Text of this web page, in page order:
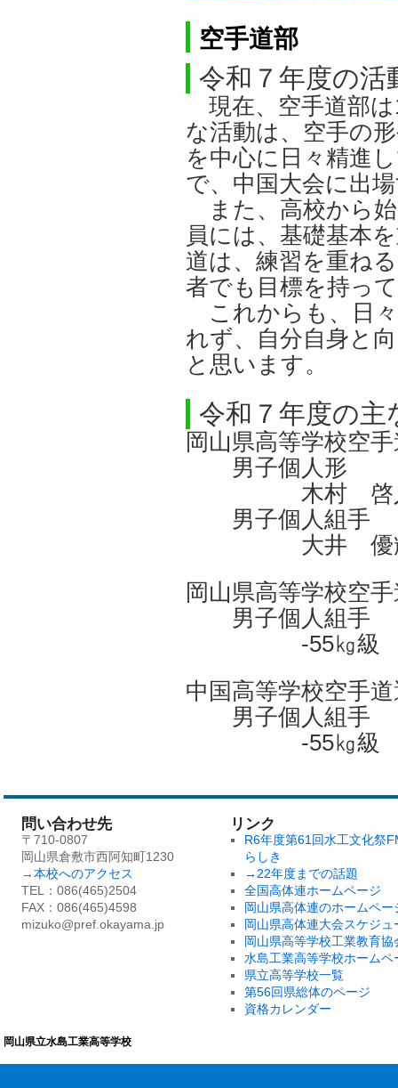
空手道部
令和７年度の活
現在、空手道部は
な活動は、空手の
を中心に日々精進
で、中国大会に出
また、高校から
員には、基礎基本
道は、練習を重ね
者でも目標を持っ
これからも、日
れず、自分自身と
と思います。
令和７年度の主
岡山県高等学校空
男子個人形
木村 啓人
男子個人組手
大井 優輝
岡山県高等学校空
男子個人組手
-55㎏級 大
中国高等学校空手
男子個人組手
-55㎏級 大
問い合わせ先
〒710-0807
岡山県倉敷市西阿知町1230
→本校へのアクセス
TEL：086(465)2504
FAX：086(465)4598
mizuko@pref.okayama.jp
リンク
R6年度第61回水工文化祭
らしき
→22年度までの話題
全国高体連ホームページ
岡山県高体連のホームペー
岡山県高体連大会スケジュ
岡山県高等学校工業教育協
水島工業高等学校ホームペ
県立高等学校一覧
第56回県総体のページ
資格カレンダー
岡山県立水島工業高等学校